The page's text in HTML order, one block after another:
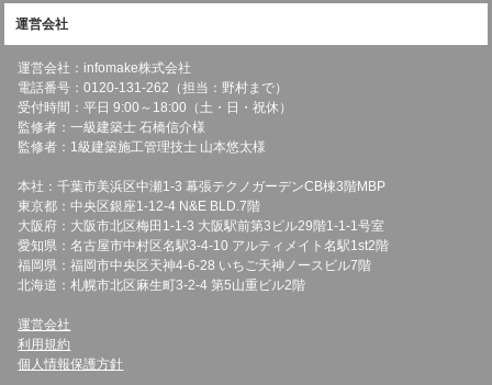
運営会社
運営会社：infomake株式会社
電話番号：0120-131-262（担当：野村まで）
受付時間：平日 9:00～18:00（土・日・祝休）
監修者：一級建築士 石橋信介様
監修者：1級建築施工管理技士 山本悠太様
本社：千葉市美浜区中瀬1-3 幕張テクノガーデンCB棟3階MBP
東京都：中央区銀座1-12-4 N&E BLD.7階
大阪府：大阪市北区梅田1-1-3 大阪駅前第3ビル29階1-1-1号室
愛知県：名古屋市中村区名駅3-4-10 アルティメイト名駅1st2階
福岡県：福岡市中央区天神4-6-28 いちご天神ノースビル7階
北海道：札幌市北区麻生町3-2-4 第5山重ビル2階
運営会社
利用規約
個人情報保護方針